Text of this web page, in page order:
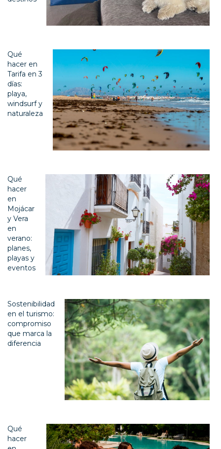
Qué
hacer en
Tarifa en 3
días:
playa,
windsurf y
naturaleza
Qué
hacer
en
Mojácar
y Vera
en
verano:
planes,
playas y
eventos
Sostenibilidad
en el turismo:
compromiso
que marca la
diferencia
Qué
hacer